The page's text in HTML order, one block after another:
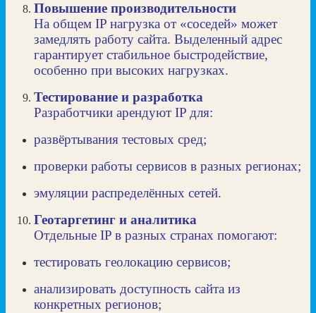
Повышение производительности
На общем IP нагрузка от «соседей» может
замедлять работу сайта. Выделенный адрес
гарантирует стабильное быстродействие,
особенно при высоких нагрузках.
Тестирование и разработка
Разработчики арендуют IP для:
развёртывания тестовых сред;
проверки работы сервисов в разных регионах;
эмуляции распределённых сетей.
Геотаргетинг и аналитика
Отдельные IP в разных странах помогают:
тестировать геолокацию сервисов;
анализировать доступность сайта из
конкретных регионов;